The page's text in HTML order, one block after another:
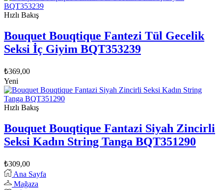
Hızlı Bakış
Bouquet Bouqtique Fantezi Tül Gecelik
Seksi İç Giyim BQT353239
₺369,00
Yeni
Hızlı Bakış
Bouquet Bouqtique Fantazi Siyah Zincirli
Seksi Kadın String Tanga BQT351290
₺309,00
Ana Sayfa
Mağaza